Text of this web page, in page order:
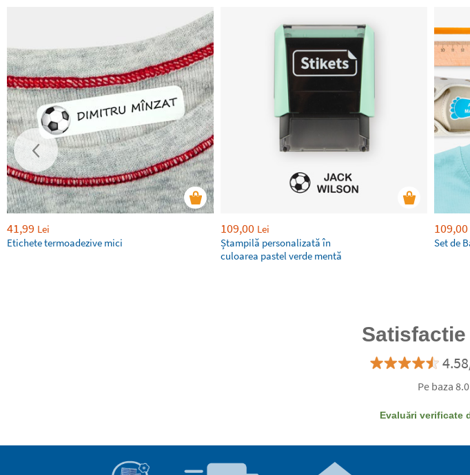
41,99 Lei
Etichete termoadezive mici
109,00 Lei
Ștampilă personalizată în
culoarea pastel verde mentă
109,00
Set de
Pe baza
Evaluări verificate